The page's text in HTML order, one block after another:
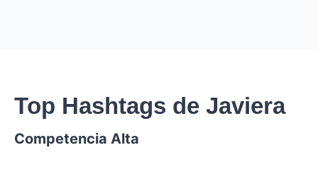
Top Hashtags de Javiera
Competencia Alta